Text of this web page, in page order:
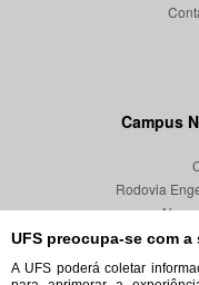
UFS preocupa-se com
A UFS poderá coletar
Campus
Rodovia